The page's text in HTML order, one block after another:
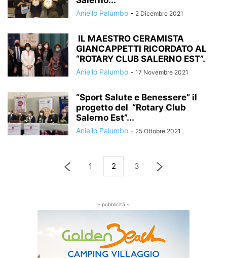
Aniello Palumbo - 2 Dicembre 2021
IL MAESTRO CERAMISTA
GIANCAPPETTI RICORDATO AL
“ROTARY CLUB SALERNO EST”.
Aniello Palumbo - 17 Novembre 2021
“Sport Salute e Benessere” il
progetto del “Rotary Club
Salerno Est”...
Aniello Palumbo - 25 Ottobre 2021
1 2 3
- pubblicità -